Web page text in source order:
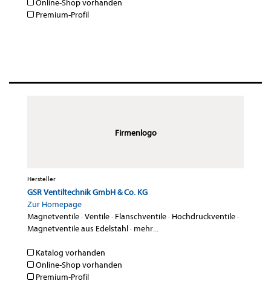
Online-Shop vorhanden
Premium-Profil
Firmenlogo
Hersteller
GSR Ventiltechnik GmbH & Co. KG
Zur Homepage
Magnetventile·Ventile· Flanschventile· Hochdruckventile·
Magnetventile aus Edelstahl· mehr...
Katalog vorhanden
Online-Shop vorhanden
Premium-Profil